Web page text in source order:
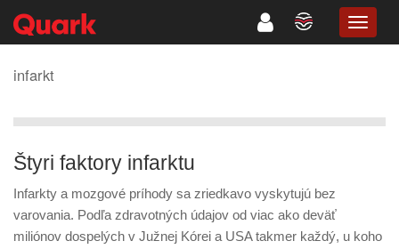
infarkt
Štyri faktory infarktu
Infarkty a mozgové príhody sa zriedkavo vyskytujú bez
varovania. Podľa zdravotných údajov od viac ako deväť
miliónov dospelých v Južnej Kórei a USA takmer každý, u koho